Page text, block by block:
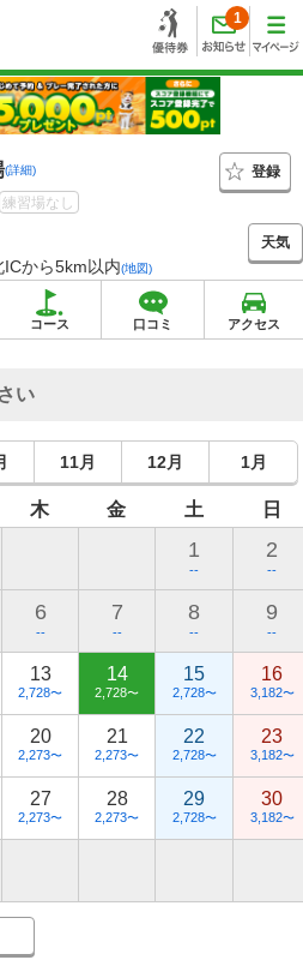
1
(詳細)
登録
練習場なし
ICから5km以内(地図)
天気
コース 口コミ アクセス
い
11月 12月 1月
木 金 土 日
1
--
2
--
6
--
7
--
8
--
9
--
13
2,728〜
14
2,728〜
15
2,728〜
16
3,182〜
20
2,273〜
21
2,273〜
22
2,728〜
23
3,182〜
27
2,273〜
28
2,273〜
29
2,728〜
30
3,182〜